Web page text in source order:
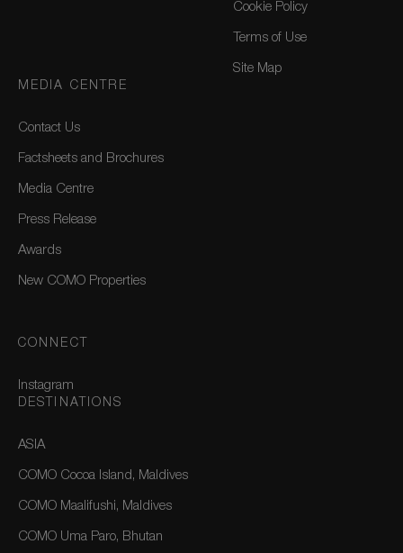
Cookie Policy
Terms of Use
Site Map
MEDIA CENTRE
Contact Us
Factsheets and Brochures
Media Centre
Press Release
Awards
New COMO Properties
CONNECT
Instagram
DESTINATIONS
ASIA
COMO Cocoa Island, Maldives
COMO Maalifushi, Maldives
COMO Uma Paro, Bhutan